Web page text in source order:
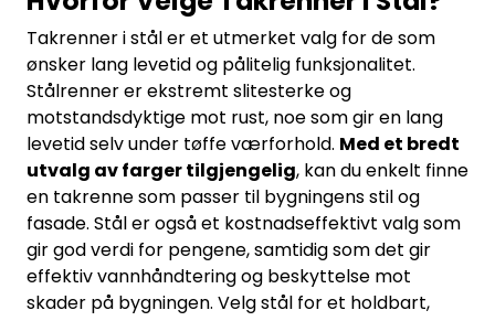
Takrenner i stål er et utmerket valg for de som
ønsker lang levetid og pålitelig funksjonalitet.
Stålrenner er ekstremt slitesterke og
motstandsdyktige mot rust, noe som gir en lang
levetid selv under tøffe værforhold. Med et bredt
utvalg av farger tilgjengelig, kan du enkelt finne
en takrenne som passer til bygningens stil og
fasade. Stål er også et kostnadseffektivt valg som
gir god verdi for pengene, samtidig som det gir
effektiv vannhåndtering og beskyttelse mot
skader på bygningen. Velg stål for et holdbart,
Ventilasjon
Bildegalleri
Våre leverandører
Handle her!
Kunngjøringer!